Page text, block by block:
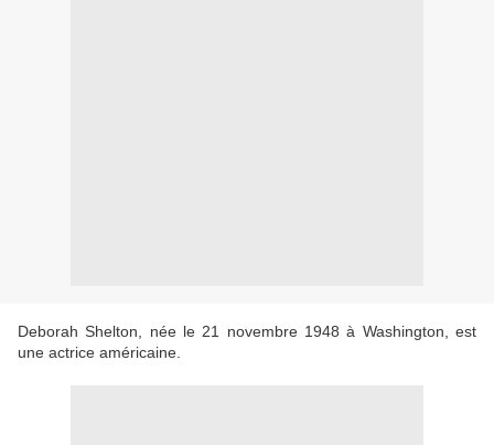
Deborah Shelton, née le 21 novembre 1948 à Washington, est
une actrice américaine.